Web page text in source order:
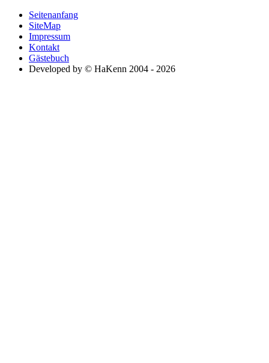
Seitenanfang
SiteMap
Impressum
Kontakt
Gästebuch
Developed by © HaKenn 2004 - 2026